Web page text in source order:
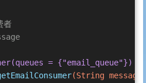
者
= {"email_queue"})
(String message)